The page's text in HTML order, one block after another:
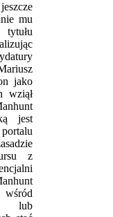
mu
jako
wziął
jest
z
lub